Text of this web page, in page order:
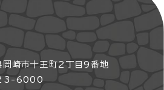
市十王町2丁目9番地
23-6000